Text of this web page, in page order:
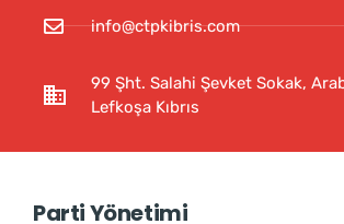
info@ctpkibris.com
99 Şht. Salahi Şevket Sokak,
Lefkoşa Kıbrıs
Parti Yönetimi